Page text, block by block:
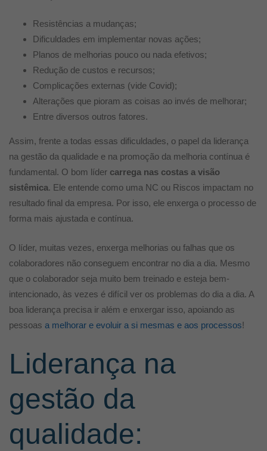
Resistências a mudanças;
Dificuldades em implementar novas ações;
Planos de melhorias pouco ou nada efetivos;
Redução de custos e recursos;
Complicações externas (vide Covid);
Alterações que pioram as coisas ao invés de melhorar;
Entre diversos outros fatores.
Assim, frente a todas essas dificuldades, o papel da liderança
na gestão da qualidade e na promoção da melhoria contínua é
fundamental. O bom líder carrega nas costas a visão
sistêmica. Ele entende como uma NC ou Riscos impactam no
resultado final da empresa. Por isso, ele enxerga o processo de
forma mais ajustada e contínua.
O líder, muitas vezes, enxerga melhorias ou falhas que os
colaboradores não conseguem encontrar no dia a dia. Mesmo
que o colaborador seja muito bem treinado e esteja bem-
intencionado, às vezes é difícil ver os problemas do dia a dia. A
boa liderança precisa ir além e enxergar isso, apoiando as
pessoas a melhorar e evoluir a si mesmas e aos processos!
Liderança na
gestão da
qualidade: